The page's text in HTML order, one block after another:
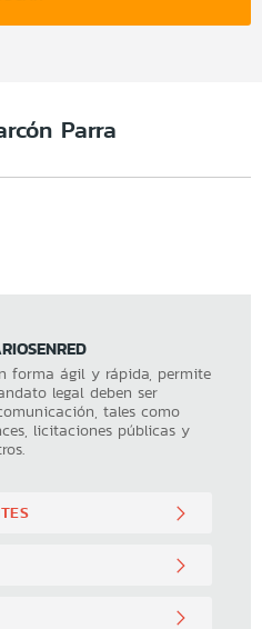
Parra
forma ágil y rápida, permite
legal deben ser
tales como
licitaciones públicas y